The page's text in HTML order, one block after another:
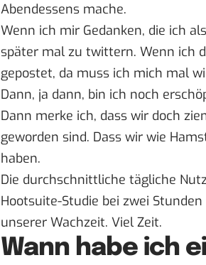
Abendessens mache.
Wenn ich mir Gedanken, die ich
später mal zu twittern. Wenn ich
gepostet, da muss ich mich mal
Dann, ja dann, bin ich noch
Dann merke ich, dass wir doch
geworden sind. Dass wir wie
haben.
Die durchschnittliche tägliche
Hootsuite-Studie bei zwei
unserer Wachzeit. Viel Zeit.
Wann habe ich